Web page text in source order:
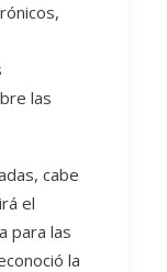
las
cabe
el
para las
la